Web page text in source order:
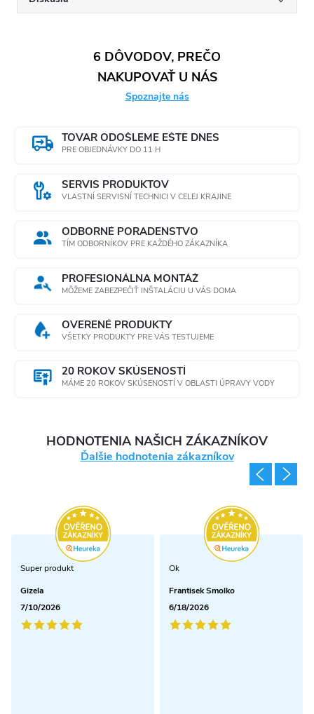
6 DÔVODOV, PREČO
NAKUPOVAŤ U NÁS
Spoznajte nás
TOVAR ODOŠLEME EŠTE DNES
PRE OBJEDNÁVKY DO 11 H
SERVIS PRODUKTOV
VLASTNÍ SERVISNÍ TECHNICI V CELEJ KRAJINE
ODBORNÉ PORADENSTVO
TÍM ODBORNÍKOV PRE KAŽDÉHO ZÁKAZNÍKA
PROFESIONÁLNA MONTÁŽ
MÔŽEME ZABEZPEČIŤ INŠTALÁCIU U VÁS DOMA
OVERENÉ PRODUKTY
VŠETKY PRODUKTY PRE VÁS TESTUJEME
20 ROKOV SKÚSENOSTÍ
MÁME 20 ROKOV SKÚSENOSTÍ V OBLASTI ÚPRAVY VODY
HODNOTENIA NAŠICH ZÁKAZNÍKOV
Ďalšie hodnotenia zákazníkov
Super produkt
Gizela
7/10/2026
Ok
Frantisek Smolko
6/18/2026